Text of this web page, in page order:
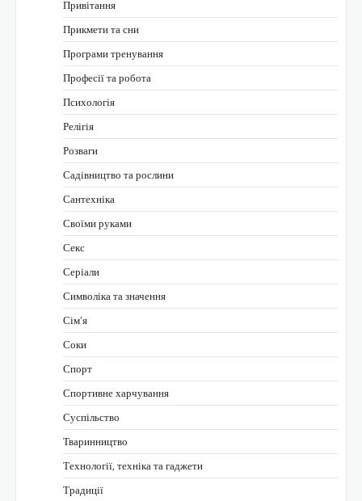
Привітання
Прикмети та сни
Програми тренування
Професії та робота
Психологія
Релігія
Розваги
Садівництво та рослини
Сантехніка
Своїми руками
Секс
Серіали
Символіка та значення
Сім’я
Соки
Спорт
Спортивне харчування
Суспільство
Тваринництво
Технології, техніка та гаджети
Традиції